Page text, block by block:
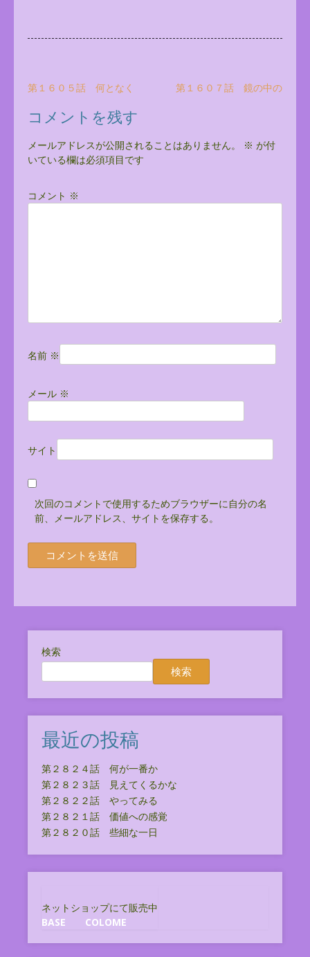
投
稿
ナ
ビ
ゲ
ー
シ
第１６０５話 何となく 第１６０７話 鏡の中の
コメントを残す
メールアドレスが公開されることはありません。 ※ が付
いている欄は必須項目です
コメント ※
名前 ※
メール ※
サイト
次回のコメントで使用するためブラウザーに自分の名
前、メールアドレス、サイトを保存する。
検索
検索
最近の投稿
第２８２４話 何が一番か
第２８２３話 見えてくるかな
第２８２２話 やってみる
第２８２１話 価値への感覚
第２８２０話 些細な一日
ネットショップにて販売中
BASE
COLOME